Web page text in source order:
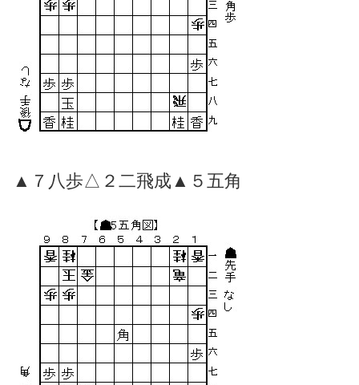
▲７八歩△２二飛成▲５五角